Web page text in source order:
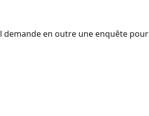
demande en outre une enquête pour